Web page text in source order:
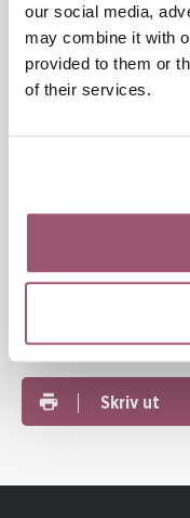
our social media,
may combine it with
provided to them or
of their services.
Till dig som är
En broschyr på lätt
beskriver vad
Publiceringsdatum:12
Skriv ut